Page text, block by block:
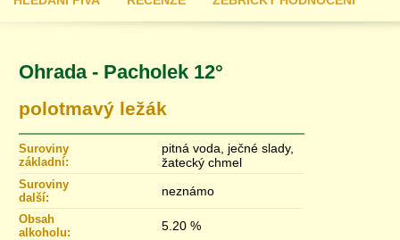
REGISTRACE
Ohrada - Pacholek 12°
polotmavý ležák
Suroviny
základní:
pitná voda, ječné slady,
žatecký chmel
Suroviny
další:
neznámo
Obsah
alkoholu:
5.20 %